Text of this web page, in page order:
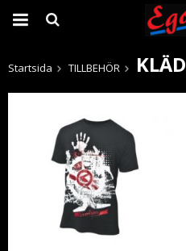
Produkten har blivit
Startsida TILLBEHÖR